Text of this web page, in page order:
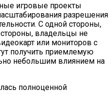
игровые проекты
разрешения
С одной стороны,
стороны, владельцы не
или мониторов с
получить приемлемую
небольшим влиянием на